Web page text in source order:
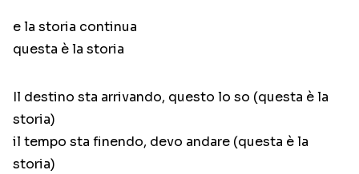
e la storia continua
questa è la storia
Il destino sta arrivando, questo lo so (questa è la
storia)
il tempo sta finendo, devo andare (questa è la
storia)